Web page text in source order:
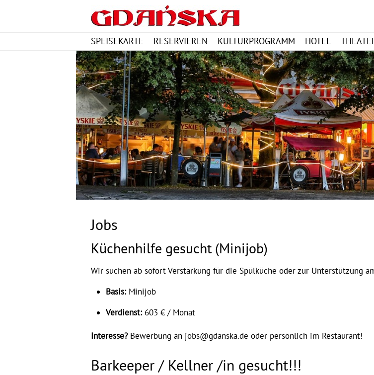
SPEISEKARTE RESERVIEREN KULTURPROGRAMM HOTEL
Jobs
Küchenhilfe gesucht (Minijob)
Wir suchen ab sofort Verstärkung für die Spülküche oder zur Unterstützung
Basis:Minijob
Verdienst:603 € / Monat
Interesse?Bewerbung an jobs@gdanska.de oder persönlich im Restaurant!
Barkeeper / Kellner /in gesucht!!!